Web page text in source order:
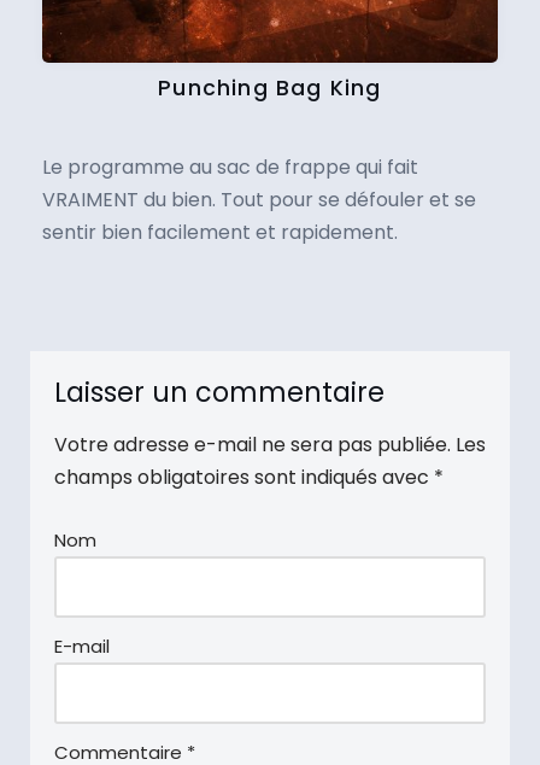
Punching Bag King
Le programme au sac de frappe qui fait
VRAIMENT du bien. Tout pour se défouler et se
sentir bien facilement et rapidement.
Laisser un commentaire
Votre adresse e-mail ne sera pas publiée. Les
champs obligatoires sont indiqués avec *
Nom
E-mail
Commentaire *